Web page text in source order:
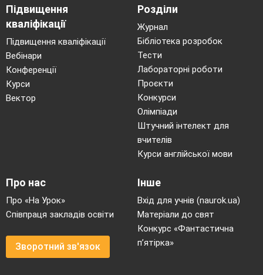
Підвищення
кваліфікації
Підвищення кваліфікації
Вебінари
Конференції
Курси
Вектор
Розділи
Журнал
Бібліотека розробок
Тести
Лабораторні роботи
Проєкти
Конкурси
Олімпіади
Штучний інтелект для
вчителів
Курси англійської мови
Про нас
Про «На Урок»
Співпраця закладів освіти
Зворотний зв'язок
Інше
Вхід для учнів (naurok.ua)
Матеріали до свят
Конкурс «Фантастична
п’ятірка»